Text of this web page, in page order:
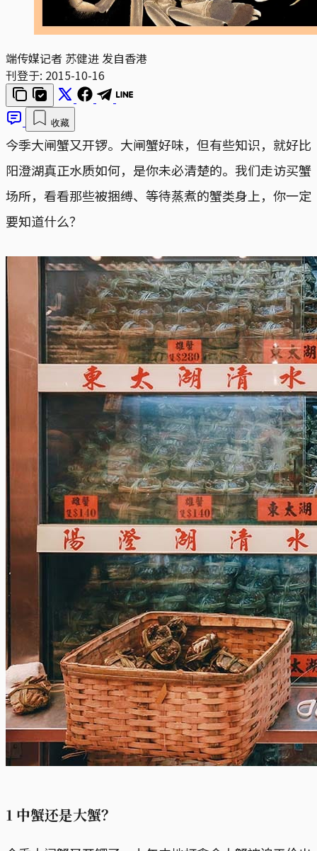
端传媒记者 苏健进 发自香港
刊登于: 2015-10-16
收藏
今季大闸蟹又开锣。大闸蟹好味，但有些知识，就好比
阳澄湖真正水质如何，是你未必清楚的。我们走访买蟹
场所，看看那些被捆缚、等待蒸煮的蟹类身上，你一定
要知道什么？
1 中蟹还是大蟹？